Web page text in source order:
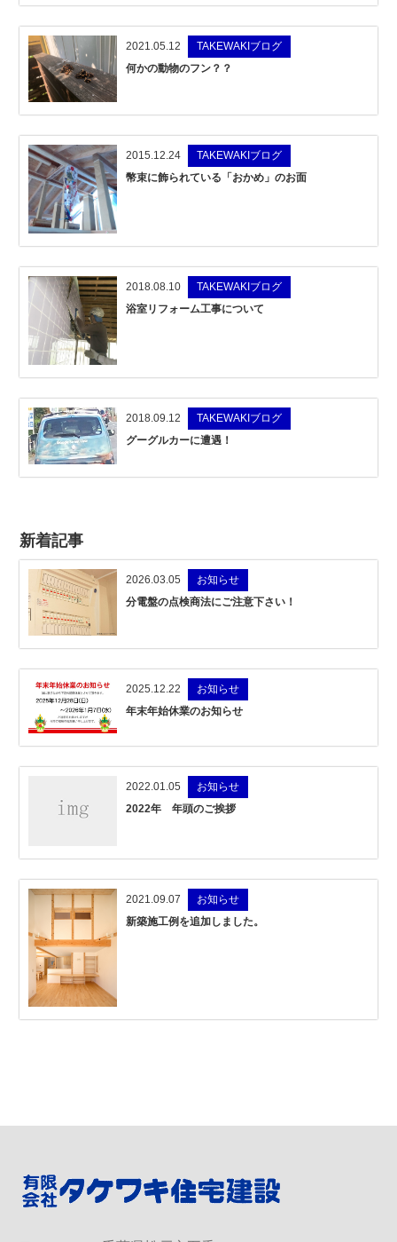
2021.05.12
TAKEWAKIブログ
何かの動物のフン？？
2015.12.24
TAKEWAKIブログ
幣束に飾られている「おかめ」のお面
2018.08.10
TAKEWAKIブログ
浴室リフォーム工事について
2018.09.12
TAKEWAKIブログ
グーグルカーに遭遇！
新着記事
2026.03.05
お知らせ
分電盤の点検商法にご注意下さい！
2025.12.22
お知らせ
年末年始休業のお知らせ
2022.01.05
お知らせ
2022年 年頭のご挨拶
2021.09.07
お知らせ
新築施工例を追加しました。